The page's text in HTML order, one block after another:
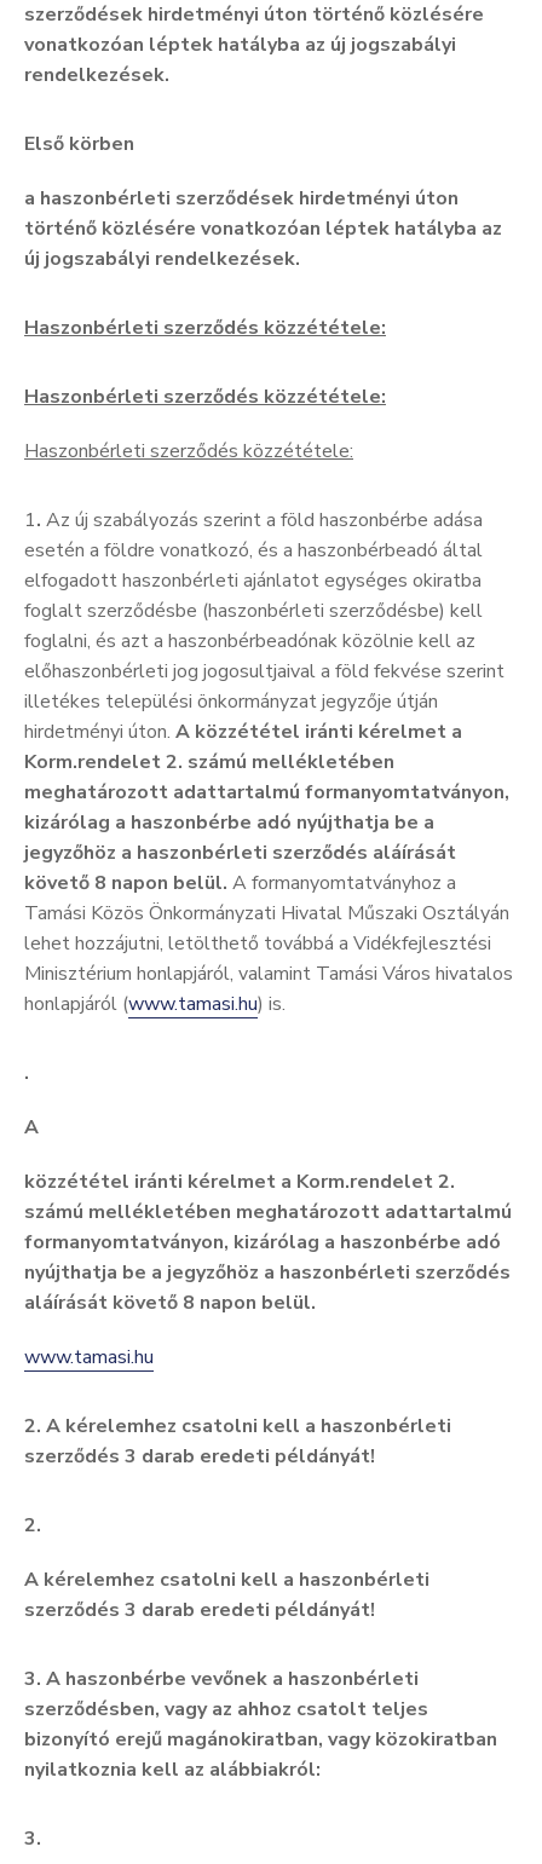
szerződések hirdetményi úton történő közlésére
vonatkozóan léptek hatályba az új jogszabályi
rendelkezések.
Első körben
a haszonbérleti szerződések hirdetményi úton
történő közlésére vonatkozóan léptek hatályba az
új jogszabályi rendelkezések.
Haszonbérleti szerződés közzététele:
Haszonbérleti szerződés közzététele:
Haszonbérleti szerződés közzététele:
1. Az új szabályozás szerint a föld haszonbérbe adása
esetén a földre vonatkozó, és a haszonbérbeadó által
elfogadott haszonbérleti ajánlatot egységes okiratba
foglalt szerződésbe (haszonbérleti szerződésbe) kell
foglalni, és azt a haszonbérbeadónak közölnie kell az
előhaszonbérleti jog jogosultjaival a föld fekvése szerint
illetékes települési önkormányzat jegyzője útján
hirdetményi úton. A közzététel iránti kérelmet a
Korm.rendelet 2. számú mellékletében
meghatározott adattartalmú formanyomtatványon,
kizárólag a haszonbérbe adó nyújthatja be a
jegyzőhöz a haszonbérleti szerződés aláírását
követő 8 napon belül. A formanyomtatványhoz a
Tamási Közös Önkormányzati Hivatal Műszaki Osztályán
lehet hozzájutni, letölthető továbbá a Vidékfejlesztési
Minisztérium honlapjáról, valamint Tamási Város hivatalos
honlapjáról (www.tamasi.hu) is.
.
A
közzététel iránti kérelmet a Korm.rendelet 2.
számú mellékletében meghatározott adattartalmú
formanyomtatványon, kizárólag a haszonbérbe adó
nyújthatja be a jegyzőhöz a haszonbérleti szerződés
aláírását követő 8 napon belül.
www.tamasi.hu
2. A kérelemhez csatolni kell a haszonbérleti
szerződés 3 darab eredeti példányát!
2.
A kérelemhez csatolni kell a haszonbérleti
szerződés 3 darab eredeti példányát!
3. A haszonbérbe vevőnek a haszonbérleti
szerződésben, vagy az ahhoz csatolt teljes
bizonyító erejű magánokiratban, vagy közokiratban
nyilatkoznia kell az alábbiakról:
3.